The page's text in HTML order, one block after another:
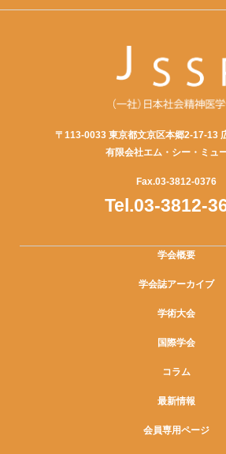
〒113-0033 東京都文京区本郷2-17-13
有限会社エム・シー・ミュ
Fax.03-3812-0376
Tel.03-3812-
学会概要
学会誌アーカイブ
学術大会
国際学会
コラム
最新情報
会員専用ページ